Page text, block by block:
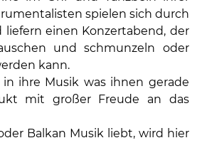
spielen sich durch
einen Konzertabend, der
und schmunzeln oder
kann.
ihre Musik was ihnen gerade
mit großer Freude an das
Balkan Musik liebt, wird hier